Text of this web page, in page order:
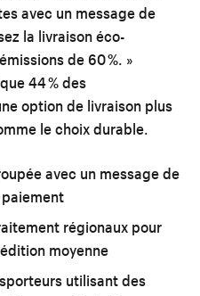
avec un message de
la livraison éco-
de 60 %. »
44 % des
option de livraison plus
le choix durable.
avec un message de
régionaux pour
moyenne
utilisant des